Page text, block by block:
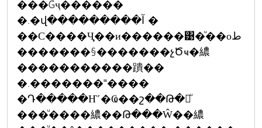
���Ǵҷ������
�.�վ���������آ �
��С����Ҷ֧��и������͹�ͧ��оط
�������§�������չԾҹ�繷
�����������蹪��
�.�������˭����
�Դ�����Ҥ˹�Ҩ��շ��Թ�繢ͧ
���ͧ����繷��Թ���Ŵ��繷